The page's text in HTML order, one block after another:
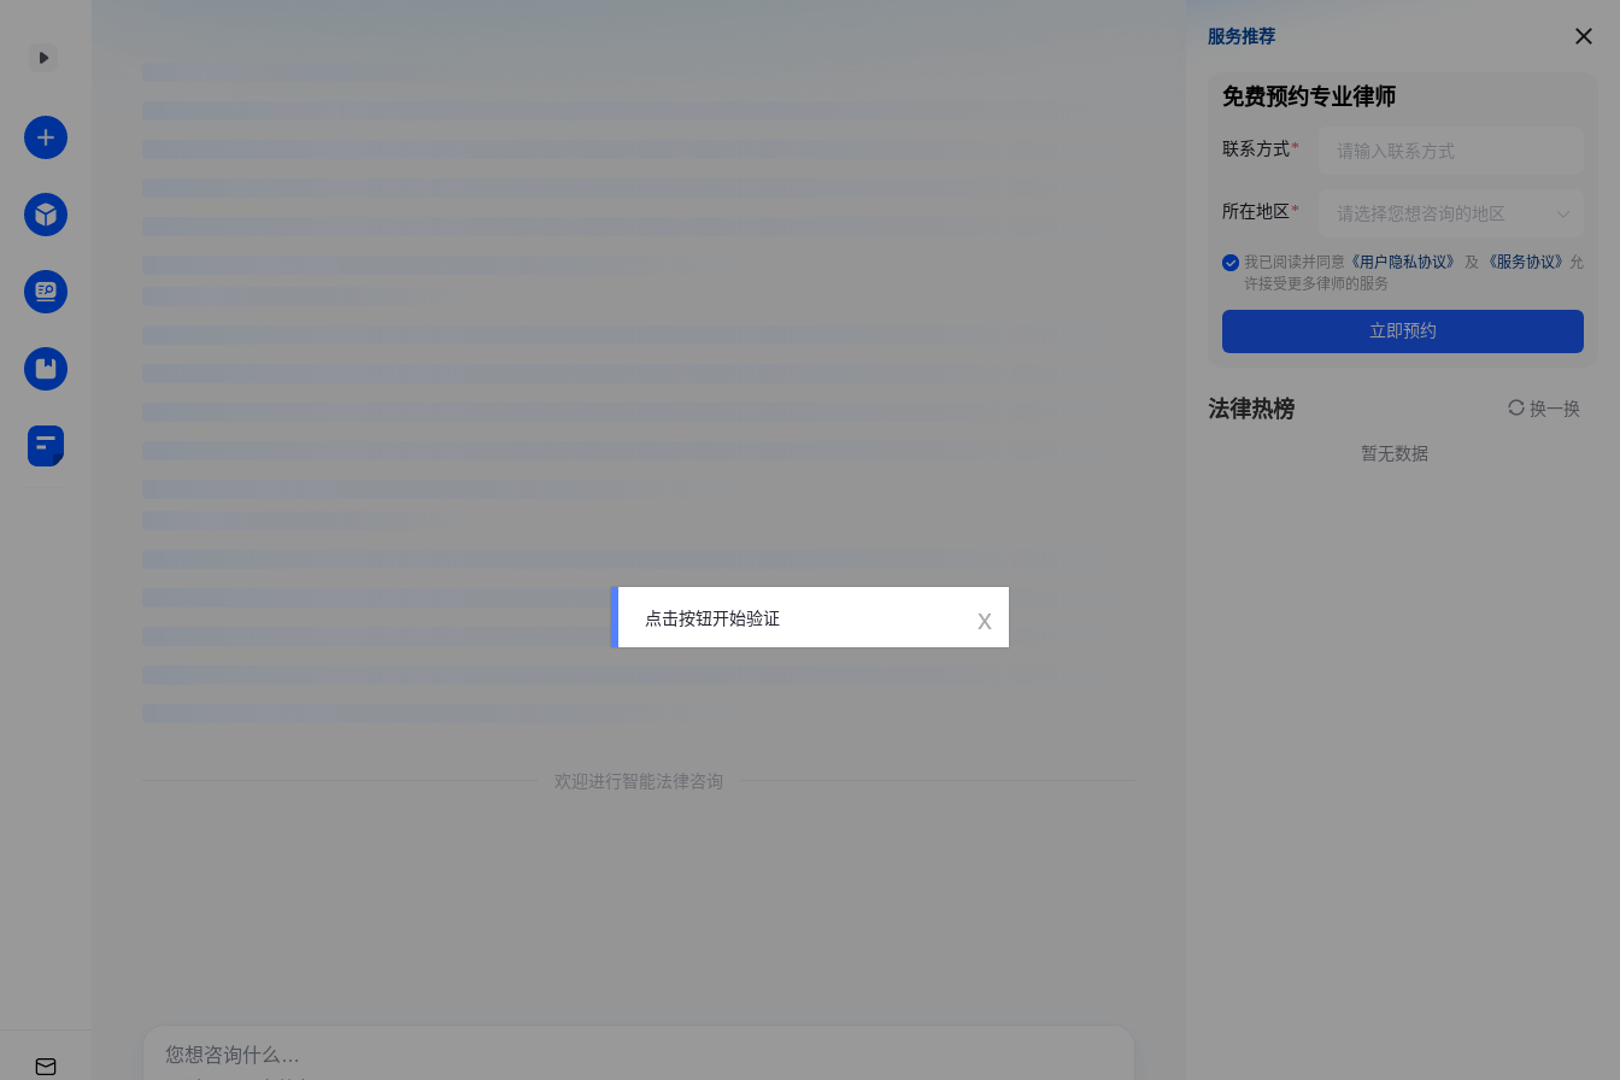
欢迎进行智能法律咨询
服务推荐
服务推荐
免费预约专业律师
联系方式
所在地区
我已阅读并同意 《用户隐私协议》 及 《服务协议》 允
许接受更多律师的服务
立即预约
法律热榜 换一换
暂无数据
点击按钮开始验证 x